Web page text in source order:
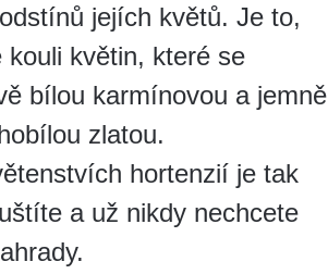
jejích květů. Je to,
kouli květin, které se
bílou karmínovou a jemně
zlatou.
hortenzií je tak
a už nikdy nechcete